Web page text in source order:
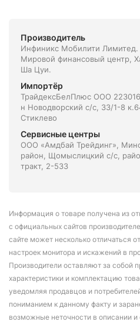
Производитель
Инфиникс Мобилити
Мировой финансовый центр,
Ша Цуи.
Импортёр
ТрайдексБелПлюс ООО
н Новодворский с/с, 33/1-8
Стиклево
Сервисные центры
ООО «Амдбай Трейдинг»,
район, Щомыслицкий с/с,
тракт, 2-533
Информация о товаре получена из
с официальных сайтов
сайте может несколько отличаться
настроек монитора и искажений в
Производители оставляют за собой
характеристики и комплектацию
уведомляя продавцов и
пониманием к данному факту и
возможные неточности в описании и